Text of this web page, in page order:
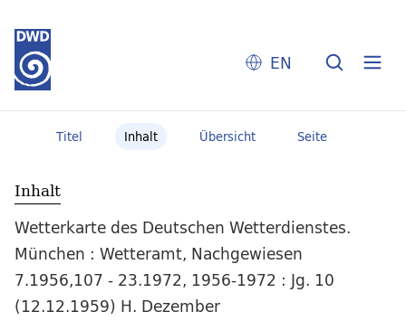
EN
Titel Inhalt Übersicht Seite
Inhalt
Wetterkarte des Deutschen Wetterdienstes.
München : Wetteramt, Nachgewiesen
7.1956,107 - 23.1972, 1956-1972 : Jg. 10
(12.12.1959) H. Dezember